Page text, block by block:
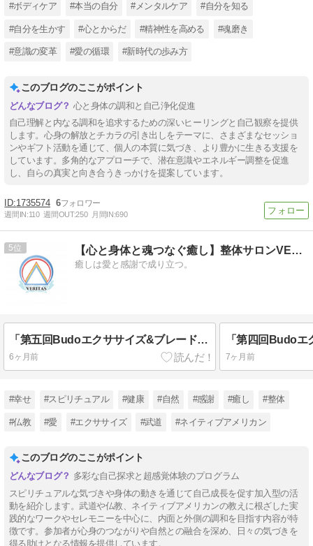
#ボディケア #本当の自分 #メンタルケア #自分を知る
#自分を生かす #心とからだ #精神性を高める #魂磨き
#意識の変革 #愛の循環 #新時代の歩み方
このブログのここがポイント
心と身体の調和と自己浄化促進
自己理解と内なる調和を追求するための深いヒーリングと自己観察を提供
します。心身の解放とチカラの引き出しをテーマに、さまざまなセッショ
ンやギフト活動を通じて、個人の本質に気づき、より豊かに生きる支援を
しています。多角的なアプローチで、潜在意識やエネルギー調整を促進
し、自らの真実と向き合うきっかけを提案しています。
1735574 6
週間IN:110 週間OUT:250 月間IN:690
5 【心と身体と魂つなぐ癒し】整体サロンVERITASのブログ
癒しは愛と感謝で成り立つ。
「第五回Budoエクササイズ&ブレードボトルバトルワークショップ」開催いたしました
6ヶ月前 7ヶ月前
#幸せ #スピリチュアル #健康 #自然 #感謝 #癒し #整体
#仏教 #愛 #エクササイズ #武道 #ネイティブアメリカン
このブログのここがポイント
多彩な自己探求と超感覚体験のプログラム
スピリチュアルな気づきや身体の動きを通じて自己成長を促す加入型の活
動を紹介します。武道や仏教、ネイティブアメリカンの教えに根ざした実
践的なワークやセレモニーを中心に、内面と外側の調和を目指す内容が特
徴です。参加者が心身のつながりや自然との融合を深め、日々の気づきを
得る助けとなる情報を提供しています。